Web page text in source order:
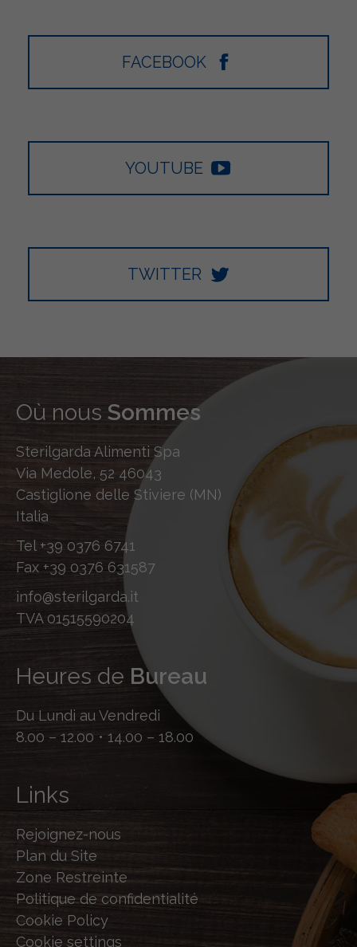
FACEBOOK
YOUTUBE
TWITTER
Où nous Sommes
Sterilgarda Alimenti Spa
Via Medole, 52 46043
Castiglione delle Stiviere (MN)
Italia
Tel +39 0376 6741
Fax +39 0376 631587
info@sterilgarda.it
TVA 01515590204
Heures de Bureau
Du Lundi au Vendredi
8.00 – 12.00 • 14.00 – 18.00
Links
Rejoignez-nous
Plan du Site
Zone Restreinte
Politique de confidentialité
Cookie Policy
Cookie settings